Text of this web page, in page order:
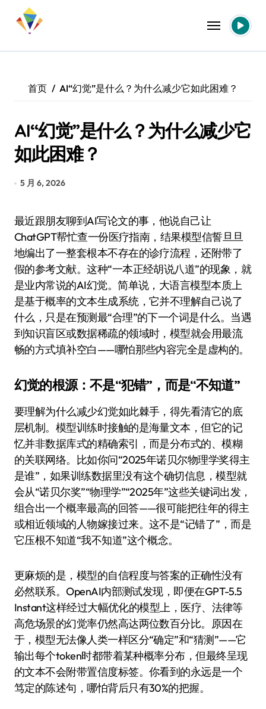
首页 AI“幻觉”是什么？为什么减少它如此困难？
AI“幻觉”是什么？为什么减少它
如此困难？
5 月 6, 2026
最近跟朋友聊到AI写论文的事，他说自己让
ChatGPT帮忙查一份医疗指南，结果模型信誓旦旦
地编出了一整套根本不存在的诊疗流程，还附带了
假的参考文献。这种“一本正经胡说八道”的现象，就
是业内常说的AI幻觉。简单说，大语言模型本质上
是基于概率的文本生成系统，它并不理解自己说了
什么，只是在预测最“合理”的下一个词是什么。当遇
到知识盲区或数据稀疏的领域时，模型就会用最流
畅的方式填补空白——哪怕那些内容完全是虚构的。
幻觉的根源：不是“犯错”，而是“不知道”
要理解为什么减少幻觉如此棘手，得先看清它的底
层机制。模型训练时接触的是海量文本，但它的记
忆并非数据库式的精确索引，而是分布式的、模糊
的关联网络。比如你问“2025年诺贝尔物理学奖得主
是谁”，如果训练数据里没有这个确切信息，模型就
会从“诺贝尔奖”“物理学”“2025年”这些关键词出发，
组合出一个概率最高的回答——很可能把往年的得主
或相近领域的人物嫁接过来。这不是“记错了”，而是
它压根不知道“我不知道”这个概念。
更麻烦的是，模型的自信程度与答案的正确性没有
必然联系。OpenAI内部测试发现，即便在GPT-5.5
Instant这样经过大幅优化的模型上，医疗、法律等
高危场景的幻觉率仍然高达两位数百分比。原因在
于，模型无法像人类一样区分“确定”和“猜测”——它
输出每个token时都带着某种概率分布，但最终呈现
的文本不会附带置信度标签。你看到的永远是一个
笃定的陈述句，哪怕背后只有30%的把握。